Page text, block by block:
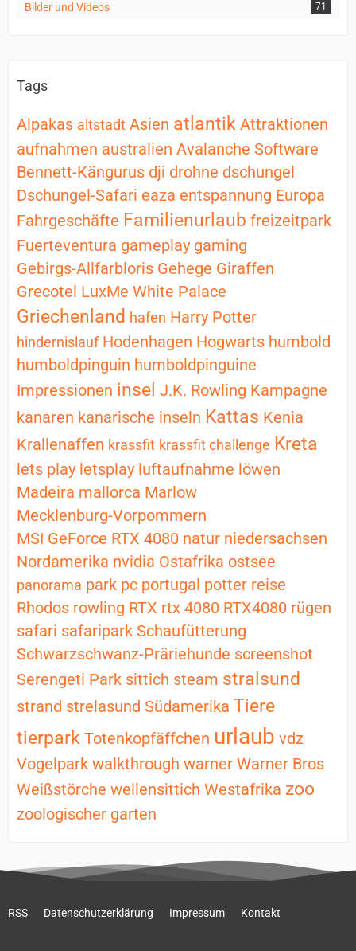
Bilder und Videos 71
Tags
Alpakas altstadt Asien atlantik Attraktionen
aufnahmen australien Avalanche Software
Bennett-Kängurus dji drohne dschungel
Dschungel-Safari eaza entspannung Europa
Fahrgeschäfte Familienurlaub freizeitpark
Fuerteventura gameplay gaming
Gebirgs-Allfarbloris Gehege Giraffen
Grecotel LuxMe White Palace
Griechenland hafen Harry Potter
hindernislauf Hodenhagen Hogwarts humbold
humboldpinguin humboldpinguine
Impressionen insel J.K. Rowling Kampagne
kanaren kanarische inseln Kattas Kenia
Krallenaffen krassfit krassfit challenge Kreta
lets play letsplay luftaufnahme löwen
Madeira mallorca Marlow
Mecklenburg-Vorpommern
MSI GeForce RTX 4080 natur niedersachsen
Nordamerika nvidia Ostafrika ostsee
panorama park pc portugal potter reise
Rhodos rowling RTX rtx 4080 RTX4080 rügen
safari safaripark Schaufütterung
Schwarzschwanz-Präriehunde screenshot
Serengeti Park sittich steam stralsund
strand strelasund Südamerika Tiere
tierpark Totenkopfäffchen urlaub vdz
Vogelpark walkthrough warner Warner Bros
Weißstörche wellensittich Westafrika zoo
zoologischer garten
RSS Datenschutzerklärung Impressum Kontakt